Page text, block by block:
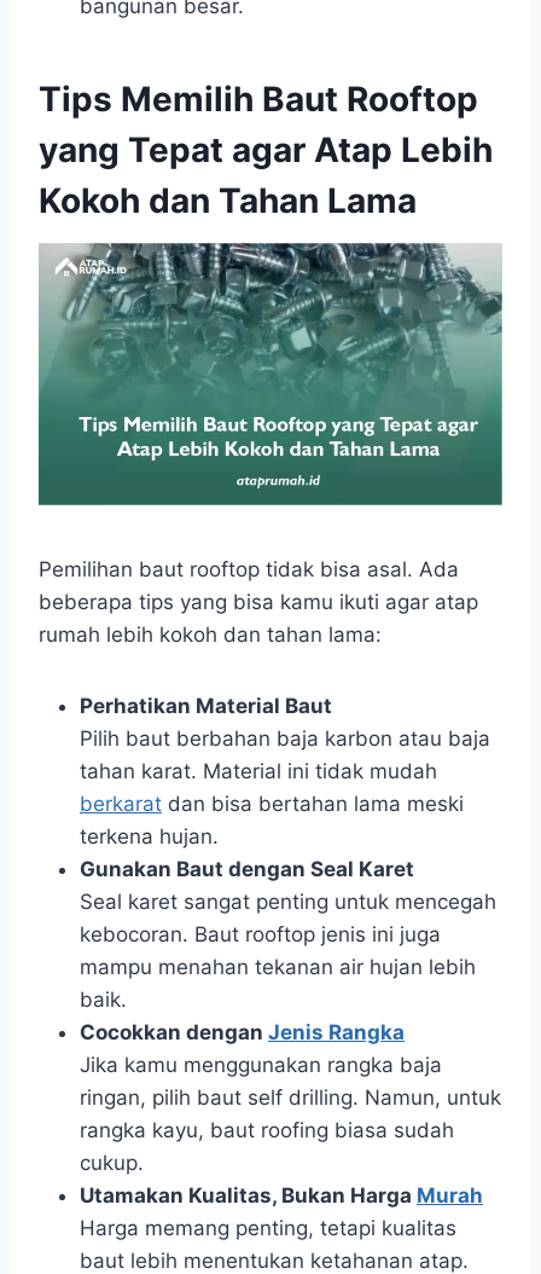
bangunan besar.
Tips Memilih Baut Rooftop
yang Tepat agar Atap Lebih
Kokoh dan Tahan Lama
Pemilihan baut rooftop tidak bisa asal. Ada
beberapa tips yang bisa kamu ikuti agar atap
rumah lebih kokoh dan tahan lama:
Perhatikan Material Baut
Pilih baut berbahan baja karbon atau baja
tahan karat. Material ini tidak mudah
berkarat dan bisa bertahan lama meski
terkena hujan.
Gunakan Baut dengan Seal Karet
Seal karet sangat penting untuk mencegah
kebocoran. Baut rooftop jenis ini juga
mampu menahan tekanan air hujan lebih
baik.
Cocokkan dengan Jenis Rangka
Jika kamu menggunakan rangka baja
ringan, pilih baut self drilling. Namun, untuk
rangka kayu, baut roofing biasa sudah
cukup.
Utamakan Kualitas, Bukan Harga Murah
Harga memang penting, tetapi kualitas
baut lebih menentukan ketahanan atap.